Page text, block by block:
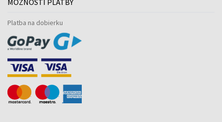
Platba na dobierku